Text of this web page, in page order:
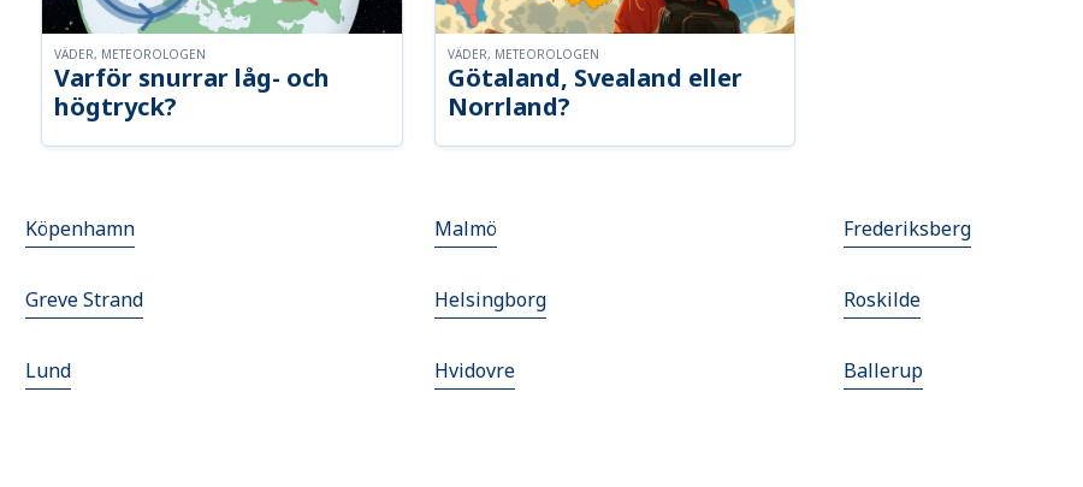
Varför snurrar låg- och
högtryck?
VÄDER, METEOROLOGEN
Götaland, Svealand eller
Norrland?
VÄDER, METEOROLOGEN
Köpenhamn Malmö Frederiksberg
Greve Strand Helsingborg Roskilde
Lund Hvidovre Ballerup